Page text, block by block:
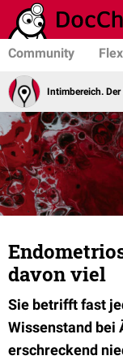
Community
Intimbereich. Der
davon viel
Sie betrifft fast
Wissenstand bei
erschreckend